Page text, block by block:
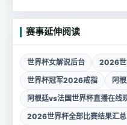
赛事延伸阅读
世界杯女解说后台
2026世
世界杯冠军2026戒指
阿
阿根廷vs法国世界杯直播在线
2026世界杯全部比赛结果汇总